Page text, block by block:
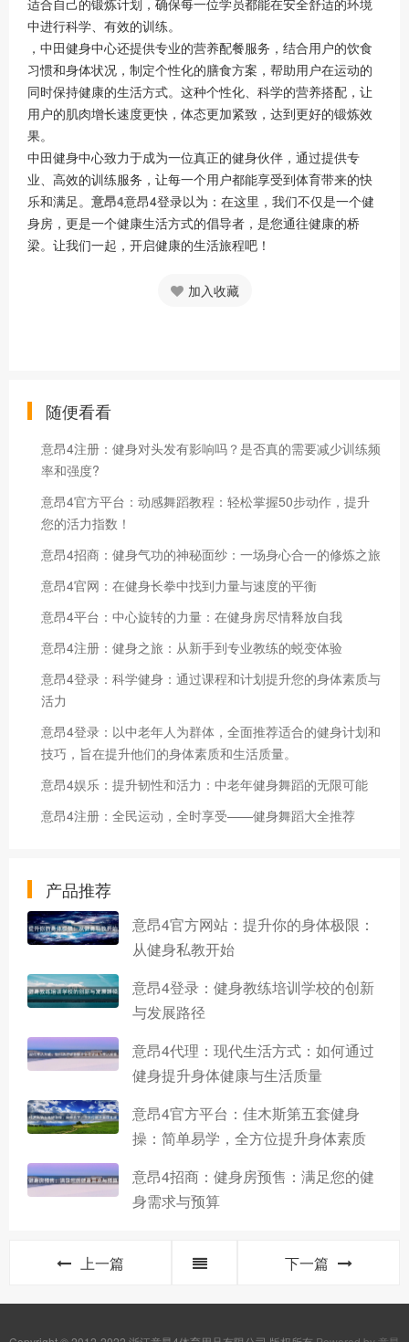
中进行科学、有效的训练。
，中田健身中心还提供专业的营养配餐服务，结合用户的饮食
习惯和身体状况，制定个性化的膳食方案，帮助用户在运动的
同时保持健康的生活方式。这种个性化、科学的营养搭配，让
用户的肌肉增长速度更快，体态更加紧致，达到更好的锻炼效
果。
中田健身中心致力于成为一位真正的健身伙伴，通过提供专
业、高效的训练服务，让每一个用户都能享受到体育带来的快
乐和满足。 意昂4意昂4登录以为：在这里，我们不仅是一个健
身房，更是一个健康生活方式的倡导者，是您通往健康的桥
梁。让我们一起，开启健康的生活旅程吧！
加入收藏
随便看看
意昂4注册：健身对头发有影响吗？是否真的需要减少训练频
率和强度?
意昂4官方平台：动感舞蹈教程：轻松掌握50步动作，提升
您的活力指数！
意昂4招商：健身气功的神秘面纱：一场身心合一的修炼之旅
意昂4官网：在健身长拳中找到力量与速度的平衡
意昂4平台：中心旋转的力量：在健身房尽情释放自我
意昂4注册：健身之旅：从新手到专业教练的蜕变体验
意昂4登录：科学健身：通过课程和计划提升您的身体素质与
活力
意昂4登录：以中老年人为群体，全面推荐适合的健身计划和
技巧，旨在提升他们的身体素质和生活质量。
意昂4娱乐：提升韧性和活力：中老年健身舞蹈的无限可能
意昂4注册：全民运动，全时享受——健身舞蹈大全推荐
产品推荐
意昂4官方网站：提升你的身体极限：
从健身私教开始
意昂4登录：健身教练培训学校的创新
与发展路径
意昂4代理：现代生活方式：如何通过
健身提升身体健康与生活质量
意昂4官方平台：佳木斯第五套健身
操：简单易学，全方位提升身体素质
意昂4招商：健身房预售：满足您的健
身需求与预算
上一篇 下一篇